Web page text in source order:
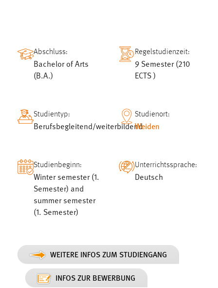
Abschluss:
Bachelor of Arts
(B.A.)
Regelstudienzeit:
9 Semester (210
ECTS )
Studientyp:
Berufsbegleitend/weiterbildend
Studienort:
Weiden
Studienbeginn:
Winter semester (1.
Semester) and
summer semester
(1. Semester)
Unterrichtssprache:
Deutsch
WEITERE INFOS ZUM STUDIENGANG HANDELS-
INFOS ZUR BEWERBUNG
Name:
staticfilecache
gespeichert, ob man eingeloggt ist.
site-language-preference
Zweck:
Das Cookie speichert die gewählte Sprache der Website.
Cookie Laufzeit:
Chat
Name:
MibewSessionID, MIBEW_UserID, mibew_locale, mibew-